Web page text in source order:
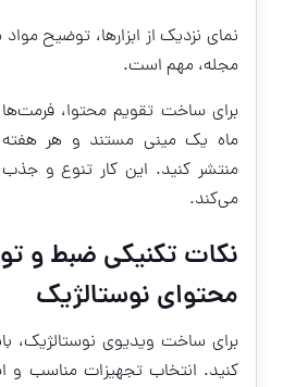
نمای نزدیک از ابزارها، توضیح
مجله، مهم است.
برای ساخت تقویم محتوا، فرمت‌ها
ماه یک مینی مستند و هر
منتشر کنید. این کار تنوع و
می‌کند.
نکات تکنیکی ضبط و
محتوای نوستالژیک
برای ساخت ویدیوی نوستالژیک،
کنید. انتخاب تجهیزات مناسب و